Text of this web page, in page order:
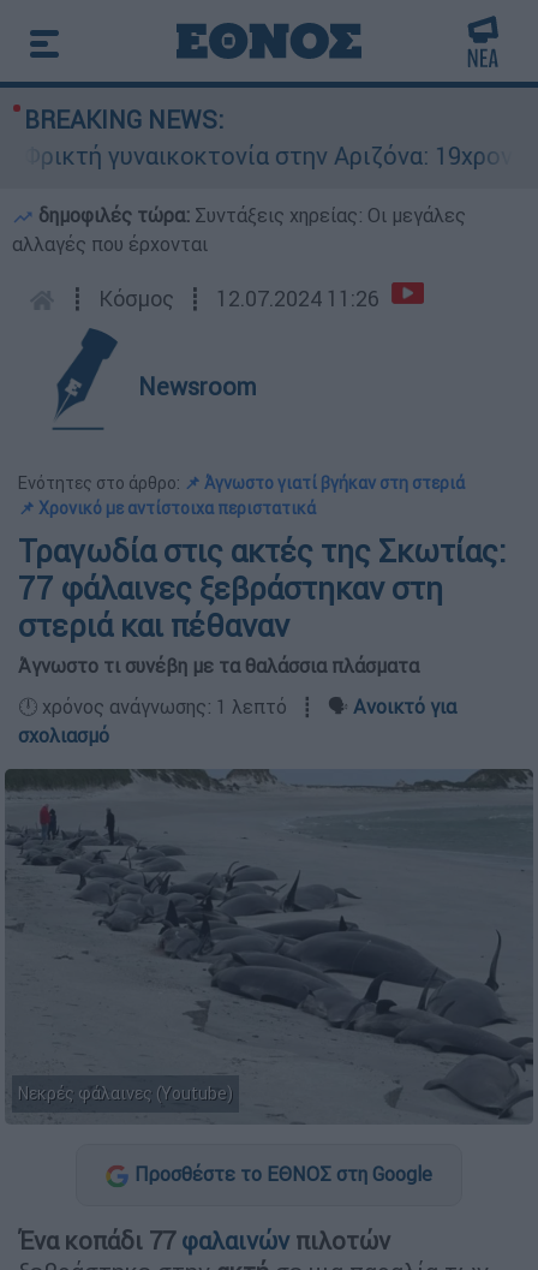
BREAKING NEWS:
γυναικοκτονία στην Αριζόνα: 19χρονη
δημοφιλές τώρα: Συντάξεις χηρείας: Οι μεγάλες
αλλαγές που έρχονται
┋ Κόσμος ┋ 12.07.2024 11:26
Newsroom
Ενότητες στο άρθρο: 📌 Άγνωστο γιατί βγήκαν στη στεριά
📌 Χρονικό με αντίστοιχα περιστατικά
Τραγωδία στις ακτές της Σκωτίας:
77 φάλαινες ξεβράστηκαν στη
στεριά και πέθαναν
Άγνωστο τι συνέβη με τα θαλάσσια πλάσματα
🕛 χρόνος ανάγνωσης: 1 λεπτό ┋ 🗣️ Ανοικτό για
σχολιασμό
Νεκρές φάλαινες (Youtube)
Προσθέστε το ΕΘΝΟΣ στη Google
Ένα κοπάδι 77 φαλαινών πιλοτών